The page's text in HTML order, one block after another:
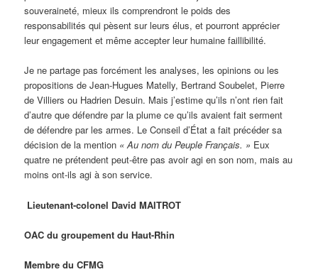
souveraineté, mieux ils comprendront le poids des
responsabilités qui pèsent sur leurs élus, et pourront apprécier
leur engagement et même accepter leur humaine faillibilité.
Je ne partage pas forcément les analyses, les opinions ou les
propositions de Jean-Hugues Matelly, Bertrand Soubelet, Pierre
de Villiers ou Hadrien Desuin. Mais j’estime qu’ils n’ont rien fait
d’autre que défendre par la plume ce qu’ils avaient fait serment
de défendre par les armes. Le Conseil d’État a fait précéder sa
décision de la mention « Au nom du Peuple Français. » Eux
quatre ne prétendent peut-être pas avoir agi en son nom, mais au
moins ont-ils agi à son service.
Lieutenant-colonel David MAITROT
OAC du groupement du Haut-Rhin
Membre du CFMG